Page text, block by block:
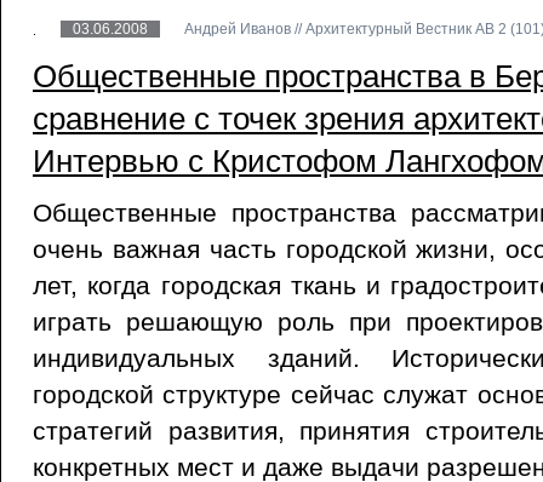
03.06.2008 Андрей Иванов // Архитектурный Вестник АВ 2
Общественные пространства в
сравнение с точек зрения
Интервью c Кристофом
Общественные пространства
очень важная часть городской жизни,
лет, когда городская ткань и
играть решающую роль при
индивидуальных зданий.
городской структуре сейчас служат
стратегий развития, принятия
конкретных мест и даже выдачи